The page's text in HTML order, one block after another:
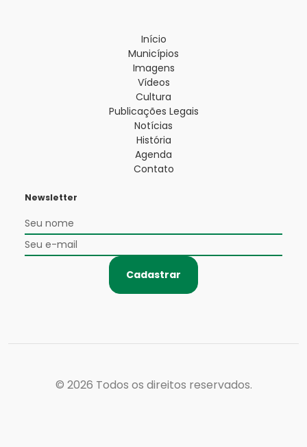
Início
Municípios
Imagens
Vídeos
Cultura
Publicações Legais
Notícias
História
Agenda
Contato
Newsletter
Cadastrar
© 2026 Todos os direitos reservados.